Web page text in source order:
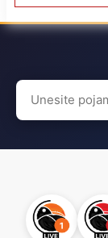
Search
for: